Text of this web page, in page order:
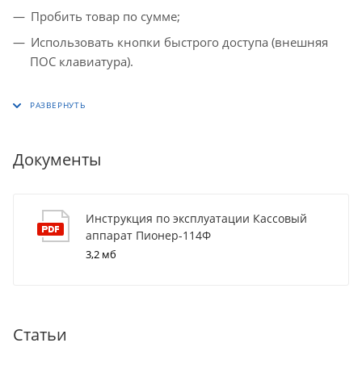
Пробить товар по сумме;
Использовать кнопки быстрого доступа (внешняя
ПОС клавиатура).
Документы
Инструкция по эксплуатации Кассовый
аппарат Пионер-114Ф
3,2 мб
Статьи